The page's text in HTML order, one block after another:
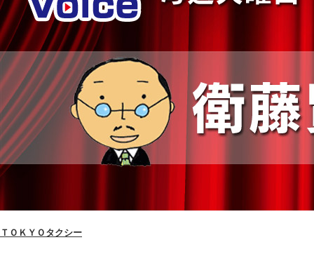
ＴＯＫＹＯタクシー